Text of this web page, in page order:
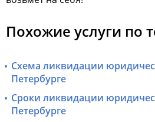
Похожие услуги по
Схема ликвидации
Петербурге
Сроки ликвидации
Петербурге